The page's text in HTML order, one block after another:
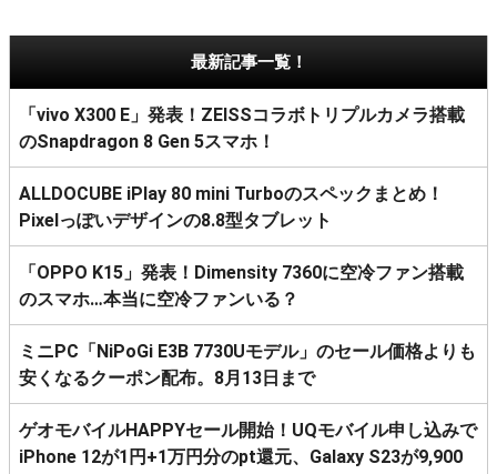
最新記事一覧！
「vivo X300 E」発表！ZEISSコラボトリプルカメラ搭載
のSnapdragon 8 Gen 5スマホ！
ALLDOCUBE iPlay 80 mini Turboのスペックまとめ！
Pixelっぽいデザインの8.8型タブレット
「OPPO K15」発表！Dimensity 7360に空冷ファン搭載
のスマホ…本当に空冷ファンいる？
ミニPC「NiPoGi E3B 7730Uモデル」のセール価格よりも
安くなるクーポン配布。8月13日まで
ゲオモバイルHAPPYセール開始！UQモバイル申し込みで
iPhone 12が1円+1万円分のpt還元、Galaxy S23が9,900